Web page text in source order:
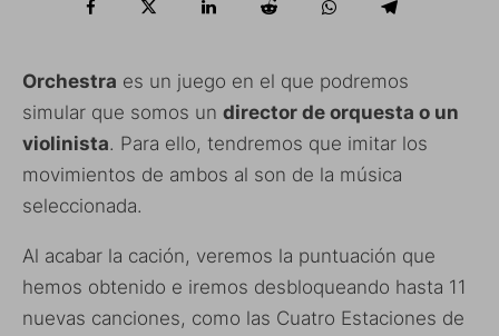
Orchestra es un juego en el que podremos
simular que somos un director de orquesta o un
violinista. Para ello, tendremos que imitar los
movimientos de ambos al son de la música
seleccionada.
Al acabar la cación, veremos la puntuación que
hemos obtenido e iremos desbloqueando hasta 11
nuevas canciones, como las Cuatro Estaciones de